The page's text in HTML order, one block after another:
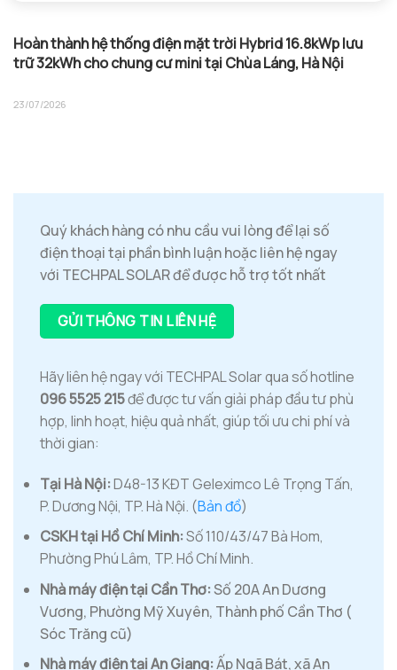
Hoàn thành hệ thống điện mặt trời Hybrid 16.8kWp lưu
trữ 32kWh cho chung cư mini tại Chùa Láng, Hà Nội
23/07/2026
Quý khách hàng có nhu cầu vui lòng để lại số
điện thoại tại phần bình luận hoặc liên hệ ngay
với TECHPAL SOLAR để được hỗ trợ tốt nhất
GỬI THÔNG TIN LIÊN HỆ
Hãy liên hệ ngay với TECHPAL Solar qua số hotline
096 5525 215để được tư vấn giải pháp đầu tư phù
hợp, linh hoạt, hiệu quả nhất, giúp tối ưu chi phí và
thời gian:
Tại Hà Nội:D48-13 KĐT Geleximco Lê Trọng Tấn,
P. Dương Nội, TP. Hà Nội. (Bản đồ)
CSKH tại Hồ Chí Minh:Số 110/43/47 Bà Hom,
Phường Phú Lâm, TP. Hồ Chí Minh.
Nhà máy điện tại Cần Thơ:Số 20A An Dương
Vương, Phường Mỹ Xuyên, Thành phố Cần Thơ (
Sóc Trăng cũ)
Nhà máy điện tại An Giang:Ấp Ngã Bát, xã An